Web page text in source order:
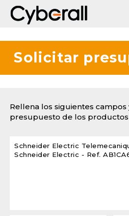
Solicitar
Rellena los siguientes
presupuesto de los productos